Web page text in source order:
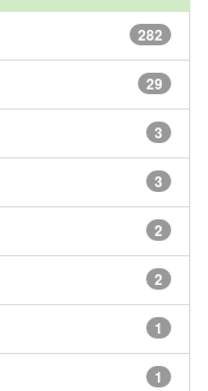
282
29
3
3
2
2
1
1